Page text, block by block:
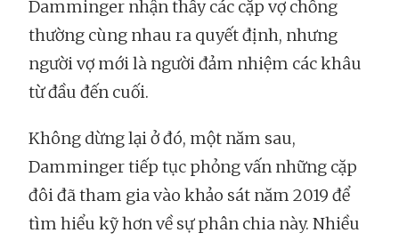
Damminger nhận thấy các cặp vợ chồng
thường cùng nhau ra quyết định, nhưng
người vợ mới là người đảm nhiệm các khâu
từ đầu đến cuối.
Không dừng lại ở đó, một năm sau,
Damminger tiếp tục phỏng vấn những cặp
đôi đã tham gia vào khảo sát năm 2019 để
tìm hiểu kỹ hơn về sự phân chia này. Nhiều